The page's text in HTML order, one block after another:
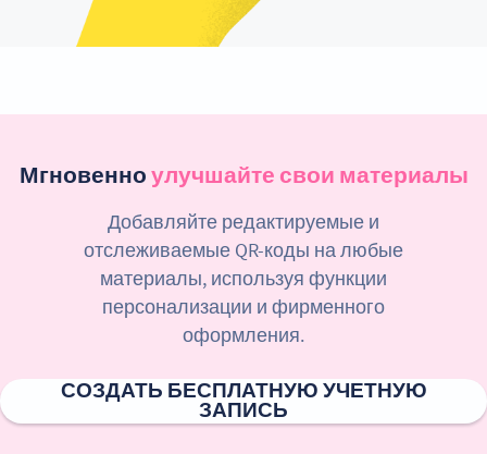
Мгновенноулучшайте свои материалы
Добавляйте редактируемые и
отслеживаемые QR-коды на любые
материалы, используя функции
персонализации и фирменного
оформления.
СОЗДАТЬ БЕСПЛАТНУЮ УЧЕТНУЮ
ЗАПИСЬ